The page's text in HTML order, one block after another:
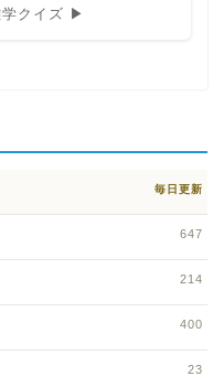
学クイズ ▶
毎日更新
647
214
400
23